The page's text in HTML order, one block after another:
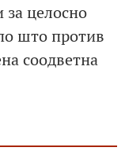
целосно
што против
соодветна